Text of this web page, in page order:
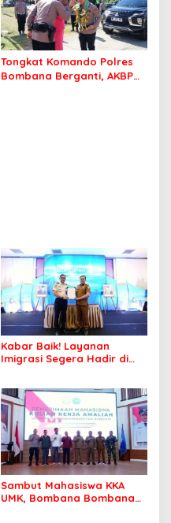
Tongkat Komando Polres
Bombana Berganti, AKBP
Kabar Baik! Layanan
Imigrasi Segera Hadir di
Sambut Mahasiswa KKA
UMK, Bombana Bombana